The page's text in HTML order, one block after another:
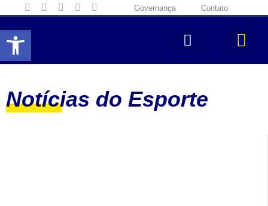
Abrir a barra de ferramentas
Governança Contato
Notícias do Esporte